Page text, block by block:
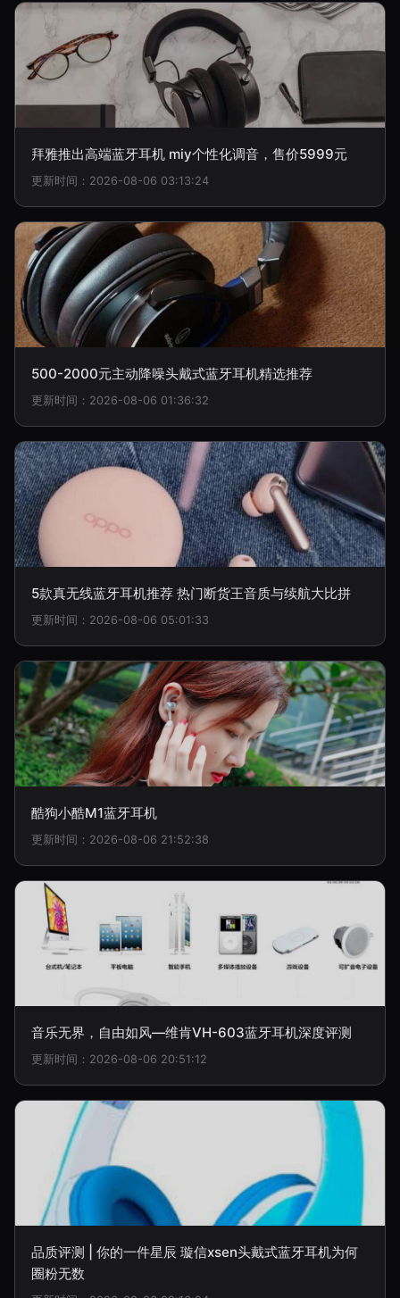
拜雅推出高端蓝牙耳机 miy个性化调音，售价5999元
更新时间：2026-08-06 03:13:24
500-2000元主动降噪头戴式蓝牙耳机精选推荐
更新时间：2026-08-06 01:36:32
5款真无线蓝牙耳机推荐 热门断货王音质与续航大比拼
更新时间：2026-08-06 05:01:33
酷狗小酷M1蓝牙耳机
更新时间：2026-08-06 21:52:38
音乐无界，自由如风—维肯VH-603蓝牙耳机深度评测
更新时间：2026-08-06 20:51:12
品质评测 | 你的一件星辰 璇信xsen头戴式蓝牙耳机为何
圈粉无数